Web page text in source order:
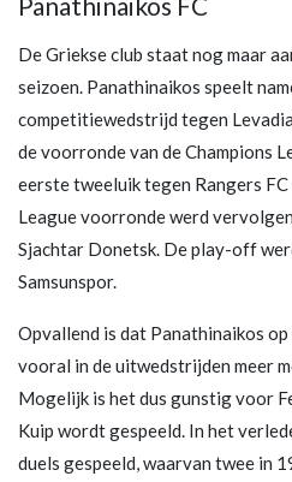
De Griekse club staat nog maar
seizoen. Panathinaikos speelt
competitiewedstrijd tegen
de voorronde van de Champions
eerste tweeluik tegen Rangers
League voorronde werd
Sjachtar Donetsk. De play-off
Samsunspor.
Opvallend is dat Panathinaikos
vooral in de uitwedstrijden meer
Mogelijk is het dus gunstig voor
Kuip wordt gespeeld. In het
duels gespeeld, waarvan twee in